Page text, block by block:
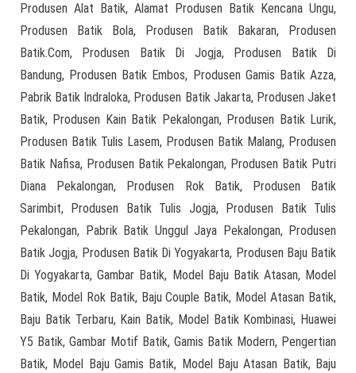
Produsen Alat Batik, Alamat Produsen Batik Kencana Ungu,
Produsen Batik Bola, Produsen Batik Bakaran, Produsen
Batik.Com, Produsen Batik Di Jogja, Produsen Batik Di
Bandung, Produsen Batik Embos, Produsen Gamis Batik Azza,
Pabrik Batik Indraloka, Produsen Batik Jakarta, Produsen Jaket
Batik, Produsen Kain Batik Pekalongan, Produsen Batik Lurik,
Produsen Batik Tulis Lasem, Produsen Batik Malang, Produsen
Batik Nafisa, Produsen Batik Pekalongan, Produsen Batik Putri
Diana Pekalongan, Produsen Rok Batik, Produsen Batik
Sarimbit, Produsen Batik Tulis Jogja, Produsen Batik Tulis
Pekalongan, Pabrik Batik Unggul Jaya Pekalongan, Produsen
Batik Jogja, Produsen Batik Di Yogyakarta, Produsen Baju Batik
Di Yogyakarta, Gambar Batik, Model Baju Batik Atasan, Model
Batik, Model Rok Batik, Baju Couple Batik, Model Atasan Batik,
Baju Batik Terbaru, Kain Batik, Model Batik Kombinasi, Huawei
Y5 Batik, Gambar Motif Batik, Gamis Batik Modern, Pengertian
Batik, Model Baju Gamis Batik, Model Baju Atasan Batik, Baju